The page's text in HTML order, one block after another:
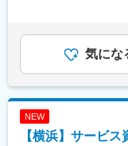
◇WEB会議や海
を行います。難
換の場なので緊
■業務詳細：
具体的には、各
術関連文書の翻
書の翻訳（英⇔
＞※前職考慮の
は、上記以上の
金はあくまでも
があります。月
気にな
NEW
【横浜】サービ